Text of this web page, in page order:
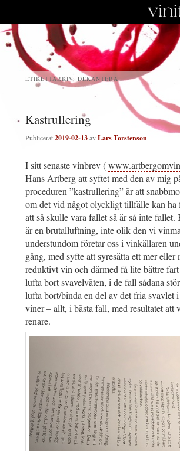
ETIKETTARKIV: DEKANTERA
Kastrullering
Publicerat2019-02-13avLars Torstenson
I sitt senaste vinbrev (
Hans Artberg att syftet med den av mig
proceduren ”kastrullering” är att
om det vid något olyckligt tillfälle kan ha
att så skulle vara fallet så är så inte
är en brutalluftning, inte olik den vi
understundom företar oss i vinkällaren
gång, med syfte att syresätta ett mer eller
reduktivt vin och därmed få lite bättre
lufta bort svavelväten, i de fall sådana
lufta bort/binda en del av det fria svavlet
viner – allt, i bästa fall, med resultatet att
renare.